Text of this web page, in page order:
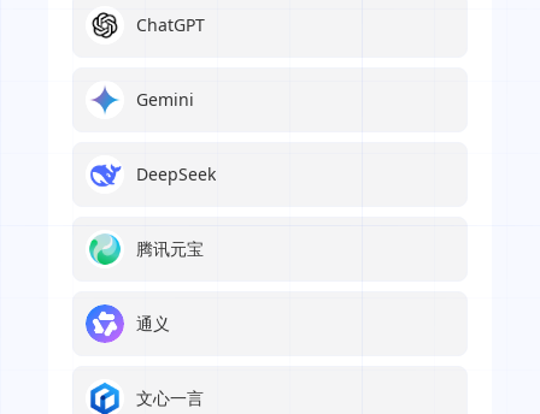
ChatGPT
Gemini
DeepSeek
腾讯元宝
通义
文心一言